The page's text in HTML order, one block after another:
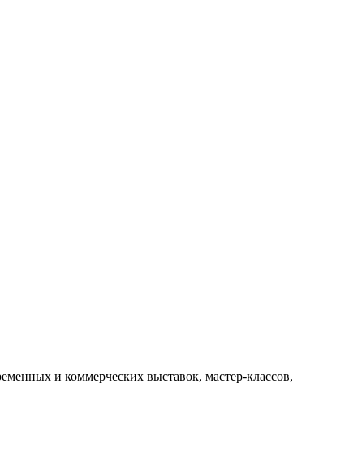
и коммерческих выставок, мастер-классов,